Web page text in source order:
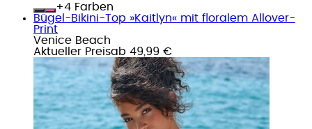
+
Farben
Bügel-Bikini-Top »Kaitlyn« mit floralem Allover-
Print
Venice Beach
Aktueller Preisab 49,99 €